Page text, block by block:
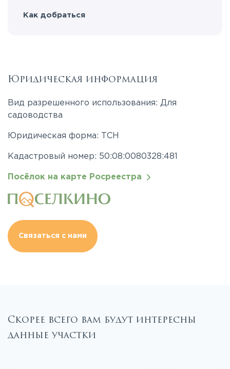
Как добраться
Юридическая информация
Вид разрешенного использования: Для
садоводства
Юридическая форма: ТСН
Кадастровый номер: 50:08:0080328:481
Посёлок на карте Росреестра
Связаться с нами
Скорее всего вам будут интересны
данные участки